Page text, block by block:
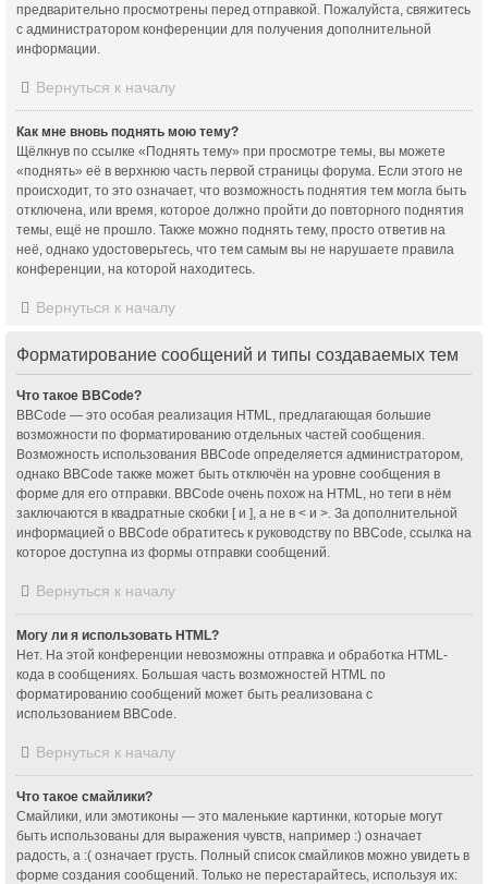
предварительно просмотрены перед отправкой. Пожалуйста, свяжитесь
с администратором конференции для получения дополнительной
информации.
Вернуться к началу
Как мне вновь поднять мою тему?
Щёлкнув по ссылке «Поднять тему» при просмотре темы, вы можете
«поднять» её в верхнюю часть первой страницы форума. Если этого не
происходит, то это означает, что возможность поднятия тем могла быть
отключена, или время, которое должно пройти до повторного поднятия
темы, ещё не прошло. Также можно поднять тему, просто ответив на
неё, однако удостоверьтесь, что тем самым вы не нарушаете правила
конференции, на которой находитесь.
Вернуться к началу
Форматирование сообщений и типы создаваемых тем
Что такое BBCode?
BBCode — это особая реализация HTML, предлагающая большие
возможности по форматированию отдельных частей сообщения.
Возможность использования BBCode определяется администратором,
однако BBCode также может быть отключён на уровне сообщения в
форме для его отправки. BBCode очень похож на HTML, но теги в нём
заключаются в квадратные скобки [ и ], а не в < и >. За дополнительной
информацией о BBCode обратитесь к руководству по BBCode, ссылка на
которое доступна из формы отправки сообщений.
Вернуться к началу
Могу ли я использовать HTML?
Нет. На этой конференции невозможны отправка и обработка HTML-
кода в сообщениях. Большая часть возможностей HTML по
форматированию сообщений может быть реализована с
использованием BBCode.
Вернуться к началу
Что такое смайлики?
Смайлики, или эмотиконы — это маленькие картинки, которые могут
быть использованы для выражения чувств, например :) означает
радость, а :( означает грусть. Полный список смайликов можно увидеть в
форме создания сообщений. Только не перестарайтесь, используя их: